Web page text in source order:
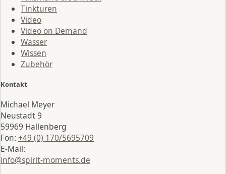
Tinkturen
Video
Video on Demand
Wasser
Wissen
Zubehör
Kontakt
Michael Meyer
Neustadt 9
59969 Hallenberg
Fon: +49 (0) 170/5695709
E-Mail:
info@spirit-moments.de